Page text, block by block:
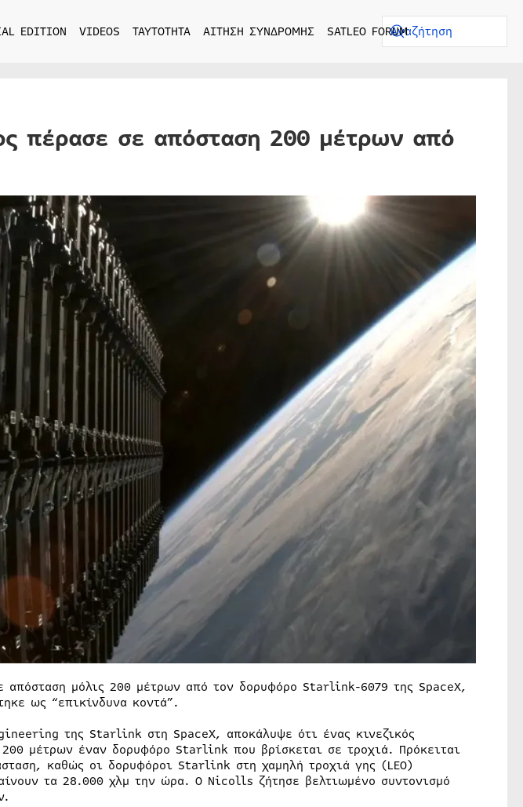
EDITION VIDEOS ΤΑΥΤΟΤΗΤΑ ΑΙΤΗΣΗ ΣΥΝΔΡΟΜΗΣ SATLEO FORUM
πέρασε σε απόσταση 200 μέτρων από
απόσταση μόλις 200 μέτρων από τον δορυφόρο Starlink-6079 της SpaceX,
ως “επικίνδυνα κοντά”.
της Starlink στη SpaceX, αποκάλυψε ότι ένας κινεζικός
μέτρων έναν δορυφόρο Starlink που βρίσκεται σε τροχιά. Πρόκειται
καθώς οι δορυφόροι Starlink στη χαμηλή τροχιά γης (LEO)
τα 28.000 χλμ την ώρα. Ο Nicolls ζήτησε βελτιωμένο συντονισμό